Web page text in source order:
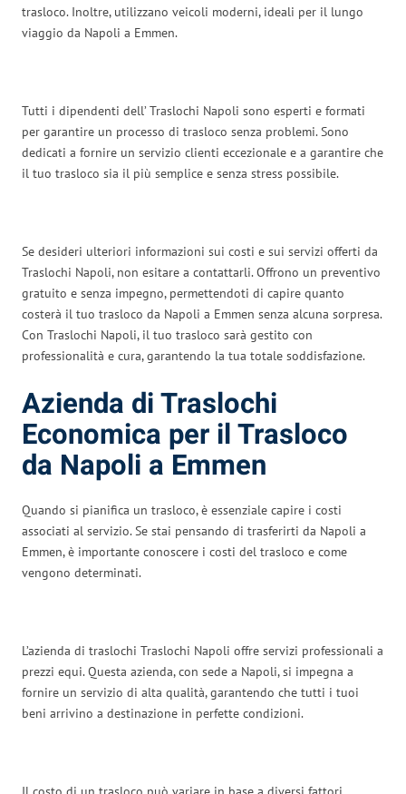
trasloco. Inoltre, utilizzano veicoli moderni, ideali per il lungo
viaggio da Napoli a Emmen.
Tutti i dipendenti dell’ Traslochi Napoli sono esperti e formati
per garantire un processo di trasloco senza problemi. Sono
dedicati a fornire un servizio clienti eccezionale e a garantire che
il tuo trasloco sia il più semplice e senza stress possibile.
Se desideri ulteriori informazioni sui costi e sui servizi offerti da
Traslochi Napoli, non esitare a contattarli. Offrono un preventivo
gratuito e senza impegno, permettendoti di capire quanto
costerà il tuo trasloco da Napoli a Emmen senza alcuna sorpresa.
Con Traslochi Napoli, il tuo trasloco sarà gestito con
professionalità e cura, garantendo la tua totale soddisfazione.
Azienda di Traslochi
Economica per il Trasloco
da Napoli a Emmen
Quando si pianifica un trasloco, è essenziale capire i costi
associati al servizio. Se stai pensando di trasferirti da Napoli a
Emmen, è importante conoscere i costi del trasloco e come
vengono determinati.
L’azienda di traslochi Traslochi Napoli offre servizi professionali a
prezzi equi. Questa azienda, con sede a Napoli, si impegna a
fornire un servizio di alta qualità, garantendo che tutti i tuoi
beni arrivino a destinazione in perfette condizioni.